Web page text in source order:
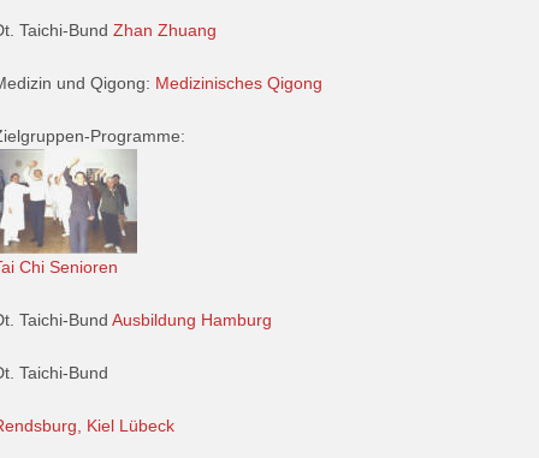
Taichi-Bund Zhan Zhuang
und Qigong: Medizinisches Qigong
Programme:
Chi Senioren
Taichi-Bund Ausbildung Hamburg
Taichi-Bund
Kiel Lübeck